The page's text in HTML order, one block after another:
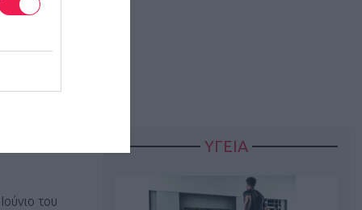
πισίνα
ότι
Μπρύζ.
το
ένα
του
ΥΓΕΙΑ